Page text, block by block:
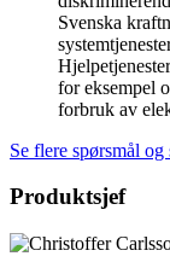
Svenska
for eksempel
forbruk av
Se flere spørsmål og
Produktsjef